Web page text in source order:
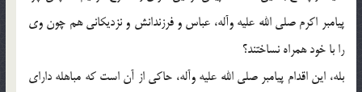
پیامبر اکرم صلى الله علیه وآله، عباس و فرزندانش و نزدیکانى هم چون وى
را با خود همراه نساختند؟
بله، این اقدام پیامبر صلى الله علیه وآله، حاکى از آن است که مباهله داراى